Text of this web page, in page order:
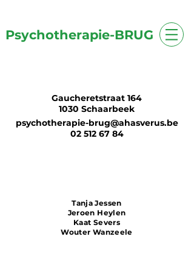
Psychotherapie-BRUG
Gaucheretstraat 164
1030 Schaarbeek
psychotherapie-brug@ahasverus.be
02 512 67 84
Tanja Jessen
Jeroen Heylen
Kaat Severs
Wouter Wanzeele